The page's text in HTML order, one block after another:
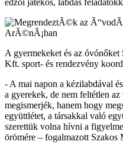
A gyermekeket és az
Kft. sport- és rendezvény
- A mai napon a kézilabdával
a gyerekek, de nem feltétlen
megismerjék, hanem hogy
együttlétet, a társakkal való
szerettük volna hívni a
örömére – fogalmazott Szakos